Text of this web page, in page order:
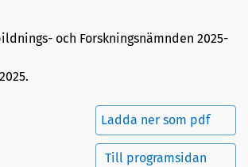
och Forskningsnämnden 2025-
Ladda ner som pdf
Till programsidan